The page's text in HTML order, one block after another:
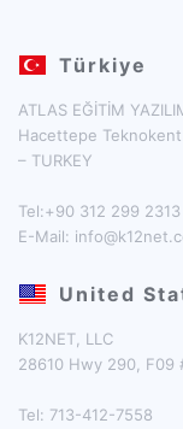
Türkiye
ATLAS EĞİTİM
Hacettepe
– TURKEY
Tel:+90 312 299 2313
E-Mail:
United
K12NET, LLC
28610 Hwy 290, F09
Tel: 713-412-7558